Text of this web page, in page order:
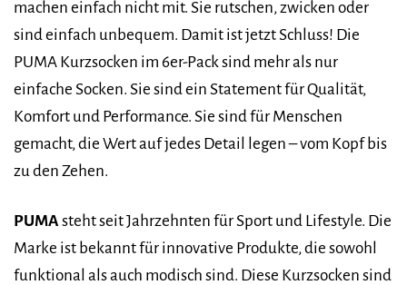
machen einfach nicht mit. Sie rutschen, zwicken oder
sind einfach unbequem. Damit ist jetzt Schluss! Die
PUMA Kurzsocken im 6er-Pack sind mehr als nur
einfache Socken. Sie sind ein Statement für Qualität,
Komfort und Performance. Sie sind für Menschen
gemacht, die Wert auf jedes Detail legen – vom Kopf bis
zu den Zehen.
PUMA steht seit Jahrzehnten für Sport und Lifestyle. Die
Marke ist bekannt für innovative Produkte, die sowohl
funktional als auch modisch sind. Diese Kurzsocken sind